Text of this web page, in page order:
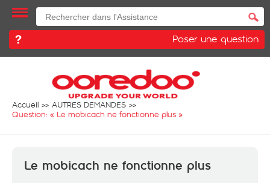
Poser une question
Accueil
AUTRES DEMANDES
Question: « Le mobicach ne fonctionne plus »
Le mobicach ne fonctionne plus